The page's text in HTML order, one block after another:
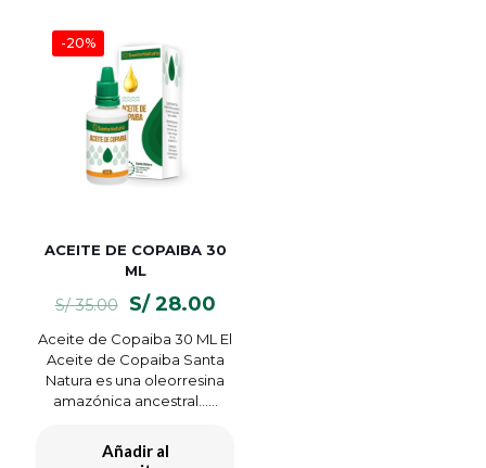
-20%
ACEITE DE COPAIBA 30
ML
S/35.00
El
original
era:
S/ 35.00.
S/28.00El
actual
es:
S/ 28.00.
Aceite de Copaiba 30 ML El
Aceite de Copaiba Santa
Natura es una oleorresina
amazónica ancestral…...
Añadir al